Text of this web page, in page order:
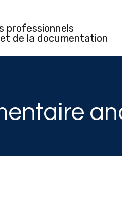
professionnels
de la documentation